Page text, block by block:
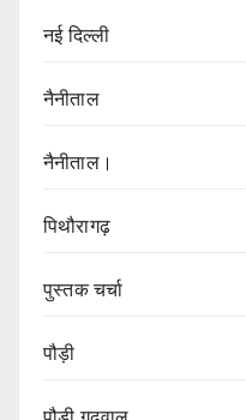
नई दिल्ली
नैनीताल
नैनीताल।
पिथौरागढ़
पुस्तक चर्चा
पौड़ी